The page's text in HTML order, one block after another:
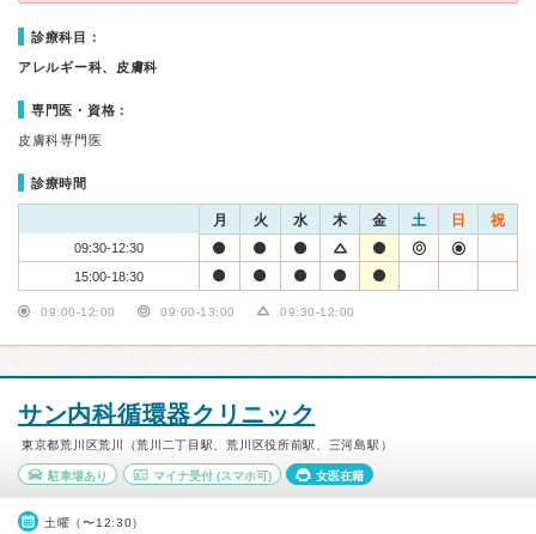
診療科目：
アレルギー科、皮膚科
専門医・資格：
皮膚科専門医
診療時間
月 火 水 木 金 土 日 祝
09:30-12:30
15:00-18:30
09:00-12:00 09:00-13:00 09:30-12:00
サン内科循環器クリニック
東京都荒川区荒川（荒川二丁目駅、荒川区役所前駅、三河島駅）
駐車場あり マイナ受付(スマホ可) 女医在籍
土曜（〜12:30）